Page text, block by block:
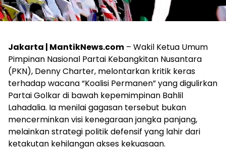
Jakarta | MantikNews.com – Wakil Ketua Umum
Pimpinan Nasional Partai Kebangkitan Nusantara
(PKN), Denny Charter, melontarkan kritik keras
terhadap wacana “Koalisi Permanen” yang digulirkan
Partai Golkar di bawah kepemimpinan Bahlil
Lahadalia. Ia menilai gagasan tersebut bukan
mencerminkan visi kenegaraan jangka panjang,
melainkan strategi politik defensif yang lahir dari
ketakutan kehilangan akses kekuasaan.